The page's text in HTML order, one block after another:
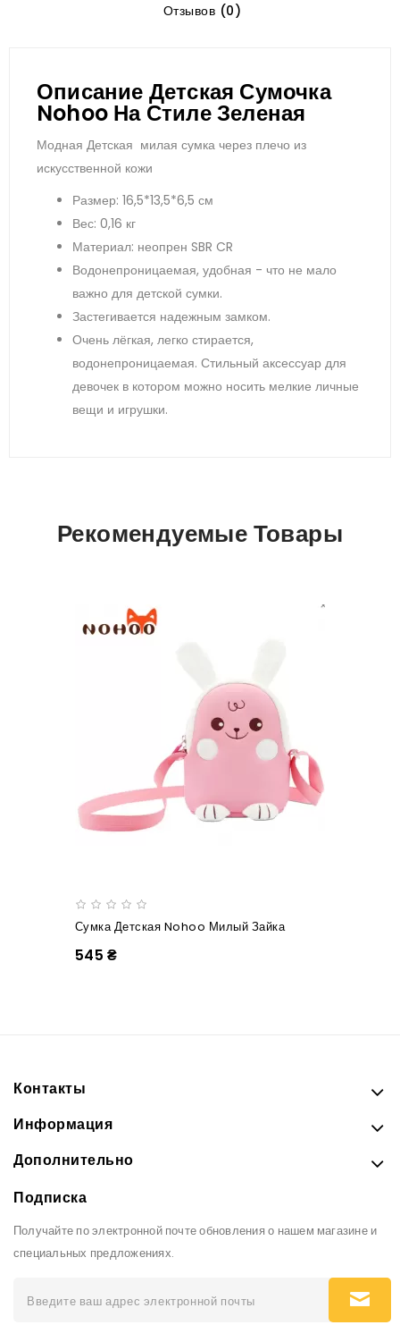
Отзывов (0)
Описание Детская Сумочка
Nohoo На Стиле Зеленая
Модная Детская милая сумка через плечо из
искусственной кожи
Размер: 16,5*13,5*6,5 см
Вес: 0,16 кг
Материал: неопрен SBR CR
Водонепроницаемая, удобная - что не мало
важно для детской сумки.
Застегивается надежным замком.
Очень лёгкая, легко стирается,
водонепроницаемая. Стильный аксессуар для
девочек в котором можно носить мелкие личные
вещи и игрушки.
Рекомендуемые Товары
Сумка Детская Nohoo Милый Зайка
545 ₴
Контакты
Информация
Дополнительно
Подписка
Получайте по электронной почте обновления о нашем магазине и
специальных предложениях.